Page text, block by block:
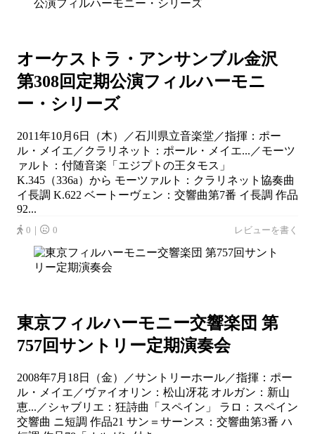
オーケストラ・アンサンブル金沢
第308回定期公演フィルハーモニ
ー・シリーズ
2011年10月6日（木）／石川県立音楽堂／指揮：ポー
ル・メイエ／クラリネット：ポール・メイエ...／モーツ
ァルト：付随音楽「エジプトの王タモス」
K.345（336a）から モーツァルト：クラリネット協奏曲
イ長調 K.622 ベートーヴェン：交響曲第7番 イ長調 作品
92...
0｜ 0 レビューを書く
東京フィルハーモニー交響楽団 第
757回サントリー定期演奏会
2008年7月18日（金）／サントリーホール／指揮：ポー
ル・メイエ／ヴァイオリン：松山冴花 オルガン：新山
恵...／シャブリエ：狂詩曲「スペイン」 ラロ：スペイン
交響曲 ニ短調 作品21 サン＝サーンス：交響曲第3番 ハ